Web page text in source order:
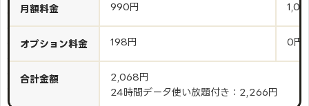
月額料金 990円
オプション料金 198円 0円
合計金額
2,068円
24時間データ使い放題付き：2,266円